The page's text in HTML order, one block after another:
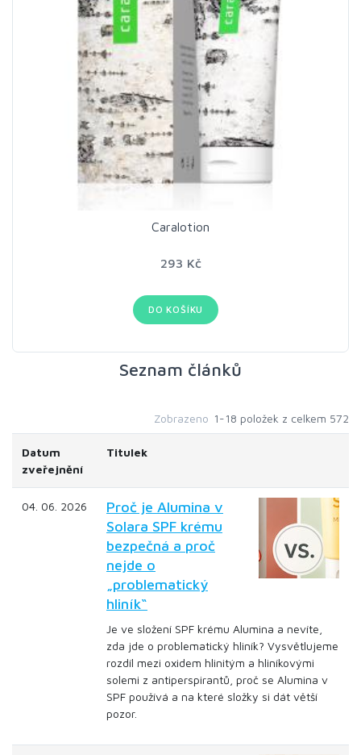
Caralotion
293 Kč
DO KOŠÍKU
Seznam článků
Zobrazeno 1-18 položek z celkem 572
Datum
zveřejnění
Titulek
04. 06. 2026
Proč je Alumina v
Solara SPF krému
bezpečná a proč
nejde o
„problematický
hliník“
Je ve složení SPF krému Alumina a nevíte,
zda jde o problematický hliník? Vysvětlujeme
rozdíl mezi oxidem hlinitým a hliníkovými
solemi z antiperspirantů, proč se Alumina v
SPF používá a na které složky si dát větší
pozor.